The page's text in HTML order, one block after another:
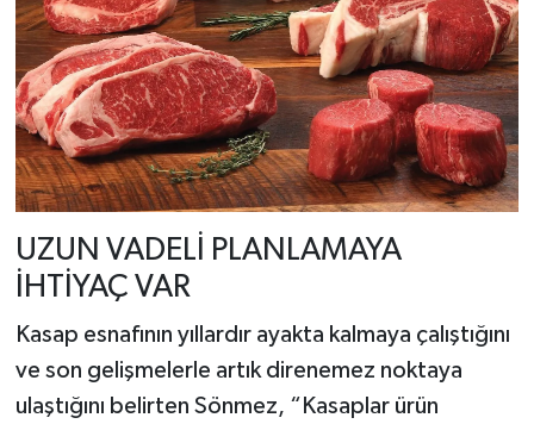
UZUN VADELİ PLANLAMAYA
İHTİYAÇ VAR
Kasap esnafının yıllardır ayakta kalmaya çalıştığını
ve son gelişmelerle artık direnemez noktaya
ulaştığını belirten Sönmez, “Kasaplar ürün